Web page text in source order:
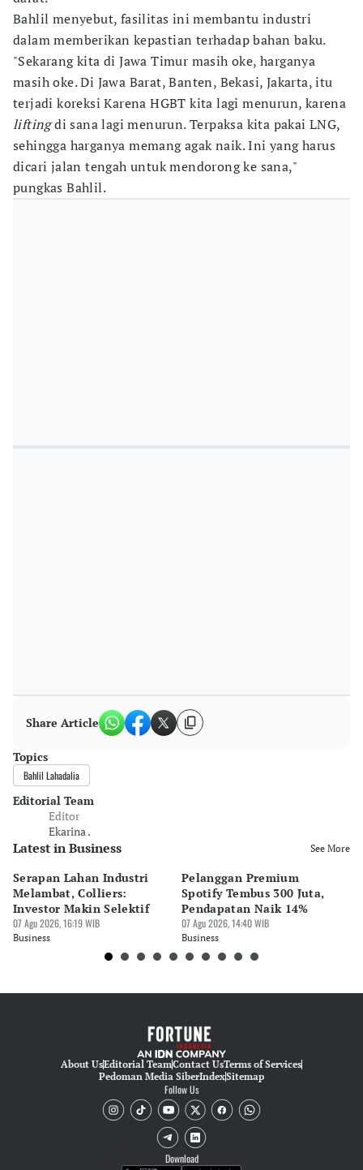
Bahlil menyebut, fasilitas ini membantu industri
dalam memberikan kepastian terhadap bahan baku.
"Sekarang kita di Jawa Timur masih oke, harganya
masih oke. Di Jawa Barat, Banten, Bekasi, Jakarta, itu
terjadi koreksi Karena HGBT kita lagi menurun, karena
liftingdi sana lagi menurun. Terpaksa kita pakai LNG,
sehingga harganya memang agak naik. Ini yang harus
dicari jalan tengah untuk mendorong ke sana,"
pungkas Bahlil.
Share Article
Topics
Bahlil Lahadalia
Editorial Team
Editor
Ekarina .
Latest in Business See More
Serapan Lahan Industri
Melambat, Colliers:
Investor Makin Selektif
07 Agu 2026, 16:19 WIB
Business
Pelanggan Premium
Spotify Tembus 300 Juta,
Pendapatan Naik 14%
07 Agu 2026, 14:40 WIB
Business
About UsEditorial TeamContact UsTerms of Services
Pedoman Media SiberIndexSitemap
Follow Us
Download